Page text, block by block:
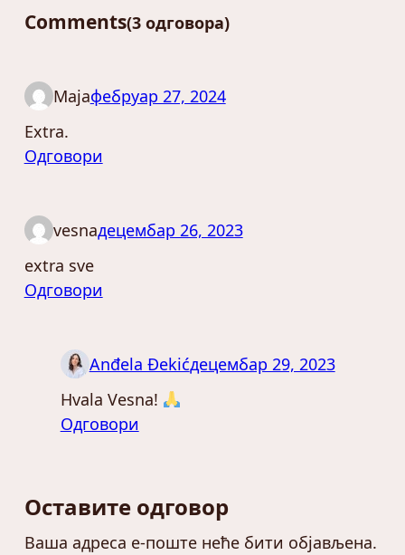
Comments 3 одговора
Majaфебруар 27, 2024
Extra.
Одговори
vesnaдецембар 26, 2023
extra sve
Одговори
Anđela Đekićдецембар 29, 2023
Hvala Vesna!
Одговори
Оставите одговор
Ваша адреса е-поште неће бити објављена.